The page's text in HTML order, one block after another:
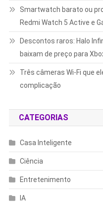
Smartwatch barato ou
Redmi Watch 5 Active e
Descontos raros: Halo
baixam de preço para
Três câmeras Wi-Fi que
complicação
CATEGORIAS
Casa Inteligente
Ciência
Entretenimento
IA